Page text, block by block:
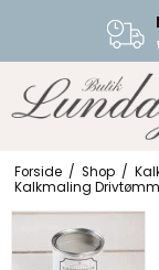
Forside / Shop /
Kalkmaling